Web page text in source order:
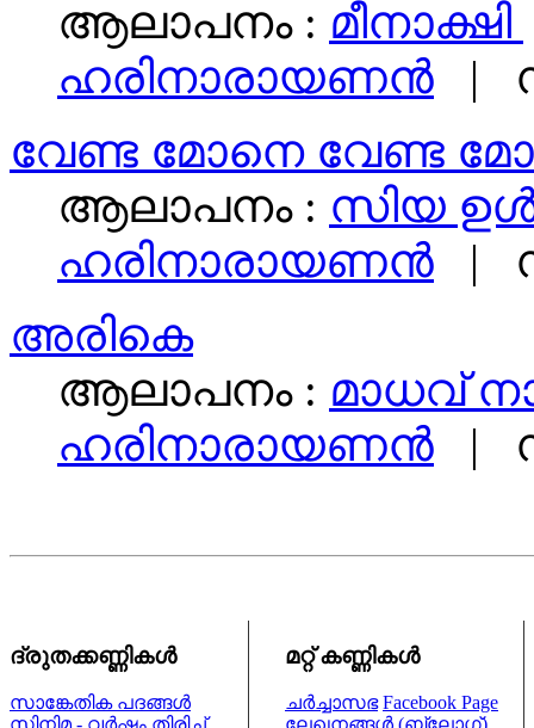
ആലാപനം : മീനാക്ഷി
ഹരിനാരായണന്‍ |
വേണ്ട മോനെ വേണ്ട
ആലാപനം : സിയ
ഹരിനാരായണന്‍ |
അരികെ
ആലാപനം : മാധവ്
ഹരിനാരായണന്‍ |
ദ്രുതക്കണ്ണികള്‍
സാങ്കേതിക പദങ്ങള്‍
സിനിമ - വര്‍ഷം തിരിച്ച്
മറ്റ് കണ്ണികള്‍
ചര്‍ച്ചാസഭ Facebook Page
ലേഖനങ്ങള്‍ (ബ്ലോഗ്)